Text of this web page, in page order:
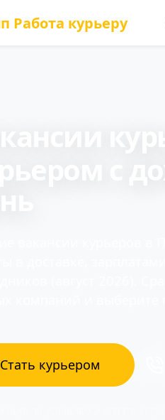
Стать курьером